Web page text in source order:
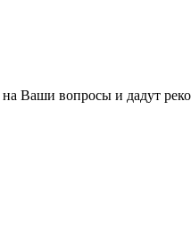
Ваши вопросы и дадут